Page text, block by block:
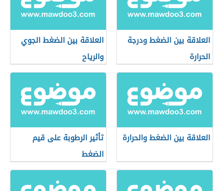
العلاقة بين الضغط ودرجة
الحرارة
العلاقة بين الضغط الجوي
والرياح
العلاقة بين الضغط والحرارة
تأثير الرطوبة على قيم
الضغط